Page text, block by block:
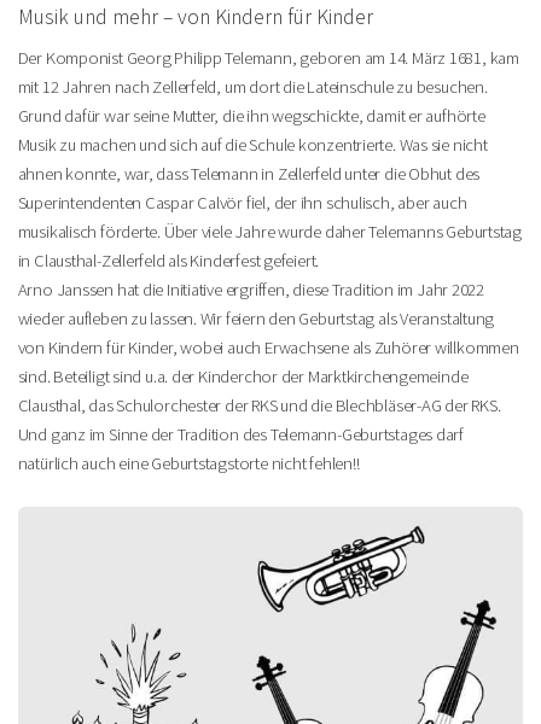
Musik und mehr – von Kindern für Kinder
Der Komponist Georg Philipp Telemann, geboren am 14. März 1681, kam
mit 12 Jahren nach Zellerfeld, um dort die Lateinschule zu besuchen.
Grund dafür war seine Mutter, die ihn wegschickte, damit er aufhörte
Musik zu machen und sich auf die Schule konzentrierte. Was sie nicht
ahnen konnte, war, dass Telemann in Zellerfeld unter die Obhut des
Superintendenten Caspar Calvör fiel, der ihn schulisch, aber auch
musikalisch förderte. Über viele Jahre wurde daher Telemanns Geburtstag
in Clausthal-Zellerfeld als Kinderfest gefeiert.
Arno Janssen hat die Initiative ergriffen, diese Tradition im Jahr 2022
wieder aufleben zu lassen. Wir feiern den Geburtstag als Veranstaltung
von Kindern für Kinder, wobei auch Erwachsene als Zuhörer willkommen
sind. Beteiligt sind u.a. der Kinderchor der Marktkirchengemeinde
Clausthal, das Schulorchester der RKS und die Blechbläser-AG der RKS.
Und ganz im Sinne der Tradition des Telemann-Geburtstages darf
natürlich auch eine Geburtstagstorte nicht fehlen!!